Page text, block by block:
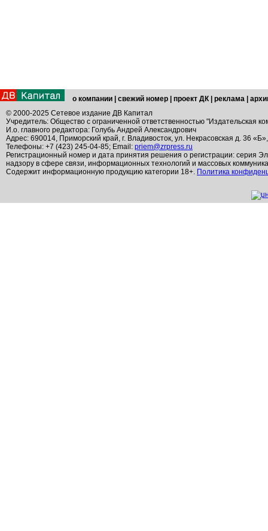
о компании свежий номер проект ДК реклама
© 2000-2025 Сетевое издание ДВ Капитал
Учредитель: Общество с ограниченной ответственностью "Издательская
И.о. главного редактора: Голубь Андрей Александрович
Адрес: 690014, Приморский край, г. Владивосток, ул. Некрасовская д. 36
Телефоны: +7 (423) 245-04-85; Email: priem@zrpress.ru
Регистрационный номер и дата принятия решения о регистрации: серия
надзору в сфере связи, информационных технологий и массовых
Содержит информационную продукцию категории 18+. Политика